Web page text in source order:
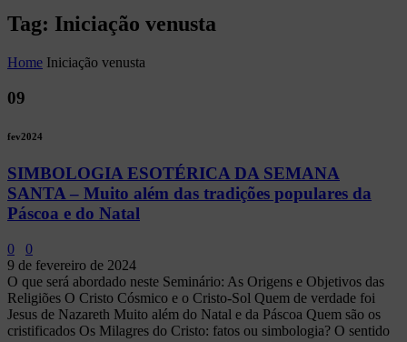
Tag: Iniciação venusta
Home Iniciação venusta
09
fev2024
SIMBOLOGIA ESOTÉRICA DA SEMANA
SANTA – Muito além das tradições populares da
Páscoa e do Natal
0
0
9 de fevereiro de 2024
O que será abordado neste Seminário: As Origens e Objetivos das
Religiões O Cristo Cósmico e o Cristo-Sol Quem de verdade foi
Jesus de Nazareth Muito além do Natal e da Páscoa Quem são os
cristificados Os Milagres do Cristo: fatos ou simbologia? O sentido